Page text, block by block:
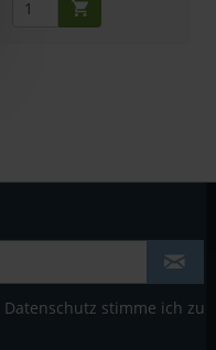
Datenschutz stimme ich zu